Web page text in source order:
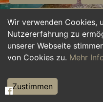
Wir verwenden Cookies,
Nutzererfahrung zu
unserer Webseite
von Cookies zu. Mehr
Zustimmen
Hilfskräfte, Aushilfs-
Einkauf, Logistik,
Weiterbildung,
Tourismus